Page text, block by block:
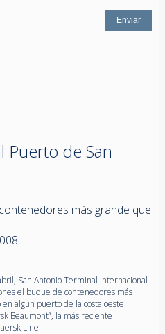
Puerto de San
más grande que
San Antonio Terminal Internacional
el buque de contenedores más
algún puerto de la costa oeste
Beaumont”, la más reciente
Line.